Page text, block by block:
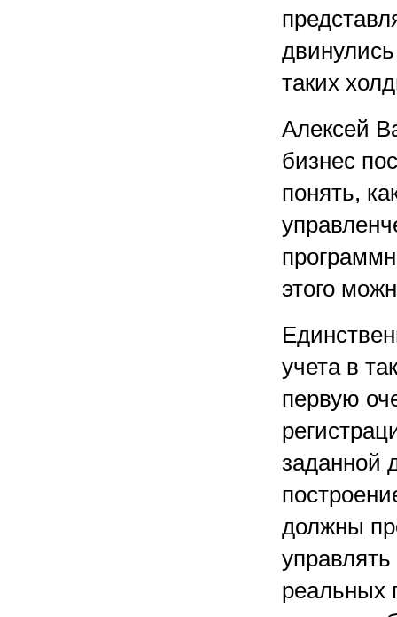
таких
Алексей
бизнес
понять,
этого
учета в
первую
заданной
должны
реальных